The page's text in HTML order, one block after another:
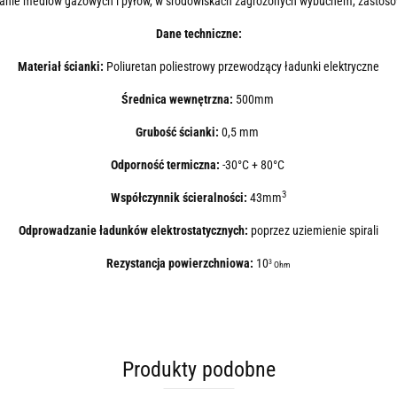
Dane techniczne:
Materiał ścianki: Poliuretan poliestrowy przewodzący ładunki elektryczne
Średnica wewnętrzna: 500mm
Grubość ścianki: 0,5 mm
Odporność termiczna: -30°C + 80°C
Współczynnik ścieralności: 43mm3
Odprowadzanie ładunków elektrostatycznych: poprzez uziemienie spirali
Rezystancja powierzchniowa: 103 Ohm
Produkty podobne